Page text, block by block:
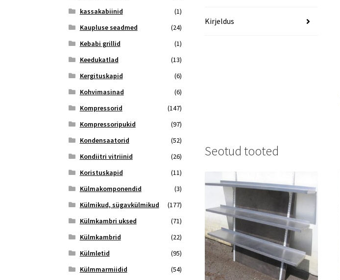
Kirjeldus
Seotud tooted
kassakabiinid
(1)
Kaupluse seadmed
(24)
Kebabi grillid
(1)
Keedukatlad
(13)
Kergituskapid
(6)
Kohvimasinad
(6)
Kompressorid
(147)
Kompressoripukid
(97)
Kondensaatorid
(52)
Kondiitri vitriinid
(26)
Koristuskapid
(11)
Külmakomponendid
(3)
Külmikud, sügavkülmikud
(177)
Külmkambri uksed
(71)
Külmkambrid
(22)
Külmletid
(95)
Külmmarmiidid
(54)